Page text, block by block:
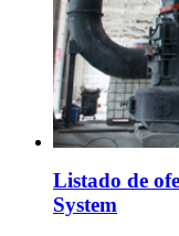
Listado de
System